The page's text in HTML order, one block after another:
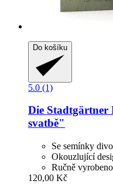
Do košíku
5.0 (1)
Die Stadtgärtner
svatbě"
Se semínky
Okouzlující
Ručně vyrobeno
120,00 Kč